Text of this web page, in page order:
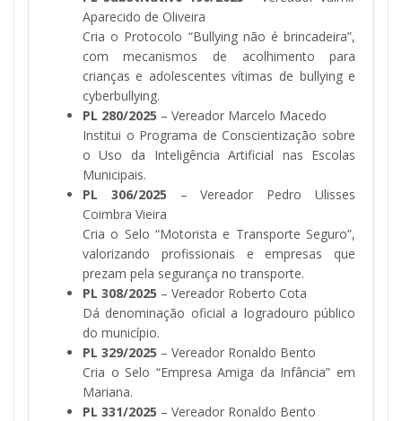
Aparecido de Oliveira
Cria o Protocolo “Bullying não é brincadeira”,
com mecanismos de acolhimento para
crianças e adolescentes vítimas de bullying e
cyberbullying.
PL 280/2025 – Vereador Marcelo Macedo
Institui o Programa de Conscientização sobre
o Uso da Inteligência Artificial nas Escolas
Municipais.
PL 306/2025 – Vereador Pedro Ulisses
Coimbra Vieira
Cria o Selo “Motorista e Transporte Seguro”,
valorizando profissionais e empresas que
prezam pela segurança no transporte.
PL 308/2025 – Vereador Roberto Cota
Dá denominação oficial a logradouro público
do município.
PL 329/2025 – Vereador Ronaldo Bento
Cria o Selo “Empresa Amiga da Infância” em
Mariana.
PL 331/2025 – Vereador Ronaldo Bento